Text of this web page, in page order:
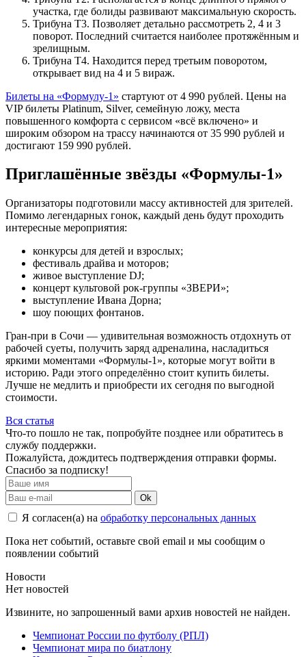
участка, где болиды развивают максимальную скорость.
Трибуна Т3. Позволяет детально рассмотреть 2, 4 и 3
поворот. Последний считается наиболее протяжённым и
зрелищным.
Трибуна Т4. Находится перед третьим поворотом,
открывает вид на 4 и 5 вираж.
Билеты на «Формулу-1» стартуют от 4 990 рублей. Цены на
VIP билеты Platinum, Silver, семейную ложу, места
повышенного комфорта с сервисом «всё включено» и
широким обзором на трассу начинаются от 35 990 рублей и
достигают 159 990 рублей.
Приглашённые звёзды «Формулы-1»
Организаторы подготовили массу активностей для зрителей.
Помимо легендарных гонок, каждый день будут проходить
интересные мероприятия:
конкурсы для детей и взрослых;
фестиваль драйва и моторов;
живое выступление DJ;
концерт культовой рок-группы «ЗВЕРИ»;
выступление Ивана Дорна;
шоу поющих фонтанов.
Гран-при в Сочи — удивительная возможность отдохнуть от
рабочей суеты, получить заряд адреналина, насладиться
яркими моментами «Формулы-1», которые могут войти в
историю. Ради этого определённо стоит купить билеты.
Лучше не медлить и приобрести их сегодня по выгодной
стоимости.
Вся статья
Что-то пошло не так, попробуйте позднее или обратитесь в
службу поддержки.
Пожалуйста, дождитесь подтверждения отправки формы.
Спасибо за подписку!
Ok
Я согласен(а) на обработку персональных данных
Пока нет событий, оставьте свой email и мы сообщим о
появлении событий
Новости
Нет новостей
Извините, но запрошенный вами архив новостей не найден.
Чемпионат России по футболу (РПЛ)
Чемпионат мира по биатлону